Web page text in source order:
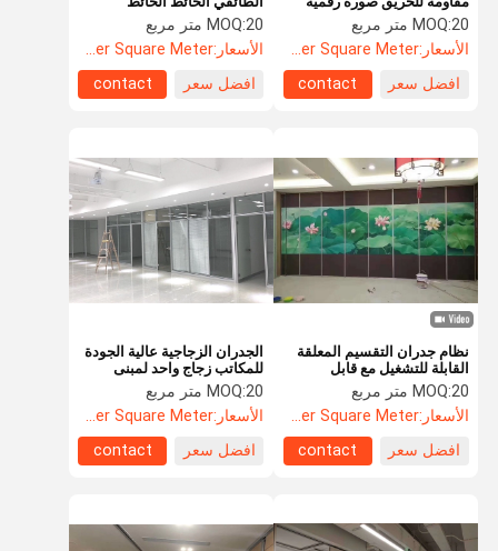
شخصية
MOQ:20 متر مربع
الأسعار:US$105.5 Per Square Meter
افضل سعر
contact
المتحرك الصوتي
MOQ:20 متر مربع
الأسعار:US$88.5 Per Square Meter
افضل سعر
contact
نظام جدران التقسيم المعلقة
القابلة للتشغيل مع قابل
للسحب بالكامل
MOQ:20 متر مربع
الأسعار:US$108.5 Per Square Meter
افضل سعر
contact
الجدران الزجاجية عالية الجودة
للمكاتب زجاج واحد لمبنى
المكاتب
MOQ:20 متر مربع
الأسعار:US$52.60 Per Square Meter
افضل سعر
contact